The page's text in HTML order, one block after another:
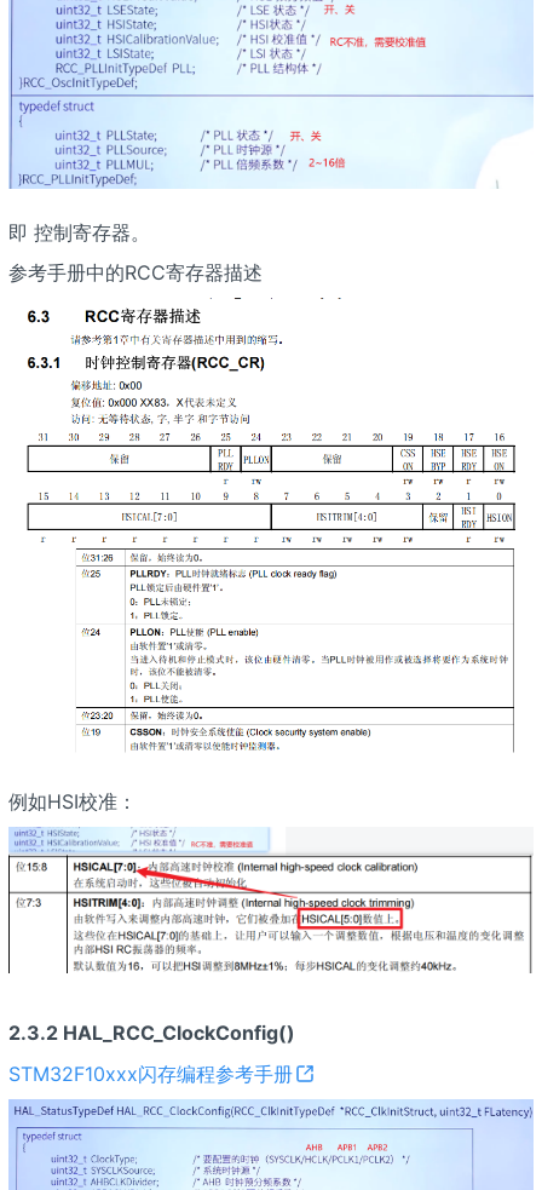
即 控制寄存器。
参考手册中的RCC寄存器描述
例如HSI校准：
2.3.2 HAL_RCC_ClockConfig()
STM32F10xxx闪存编程参考手册